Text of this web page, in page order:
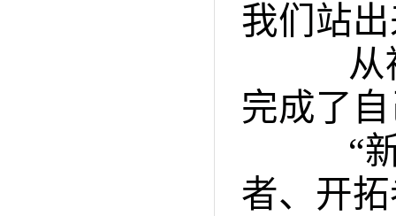
我们站
从被
完成了
“新
者、开